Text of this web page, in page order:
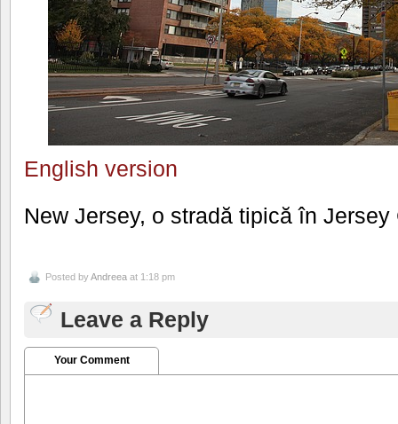
English version
New Jersey, o stradă tipică în Jersey
Posted byAndreea at 1:18 pm
Leave a Reply
Your Comment